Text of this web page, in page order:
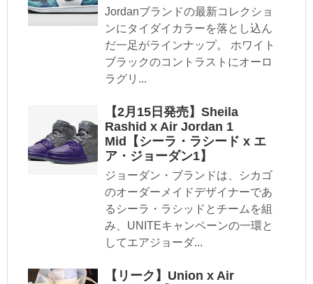
Jordanブランドの最新コレクショ
ンにタイダイカラーを落とし込ん
だ一足がラインナップ。 ホワイト
ブラックのコントラストにオーロ
ラグリ...
【2月15日発売】Sheila
Rashid x Air Jordan 1
Mid【シーラ・ラシード x エ
ア・ジョーダン1】
ジョーダン・ブランドは、シカゴ
のオーダーメイドデザイナーであ
るシーラ・ラシッドとチームを組
み、UNITEキャンペーンの一環と
してエアジョーダ...
【リーク】Union x Air